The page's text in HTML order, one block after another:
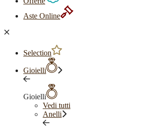
Aste Online
Selection
Gioielli
Gioielli
Vedi tutti
Anelli